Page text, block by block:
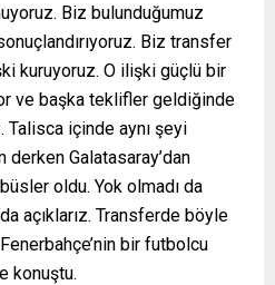
Biz bulunduğumuz
Biz transfer
kuruyoruz. O ilişki güçlü bir
ve başka teklifler geldiğinde
Talisca içinde aynı şeyi
Galatasaray’dan
oldu. Yok olmadı da
açıklarız. Transferde böyle
bir futbolcu
konuştu.